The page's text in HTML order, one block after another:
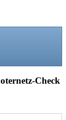
Check